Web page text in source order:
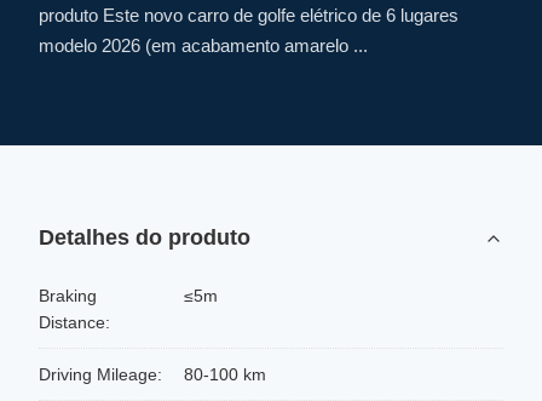
produto Este novo carro de golfe elétrico de 6 lugares
modelo 2026 (em acabamento amarelo ...
Detalhes do produto
Braking
Distance:
≤5m
Driving Mileage: 80-100 km